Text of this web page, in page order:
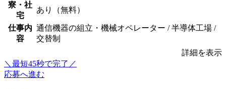
寮・社
宅
あり（無料）
仕事内
容
通信機器の組立・機械オペレーター / 半導体工場 /
交替制
詳細を表示
＼最短45秒で完了／
応募へ進む